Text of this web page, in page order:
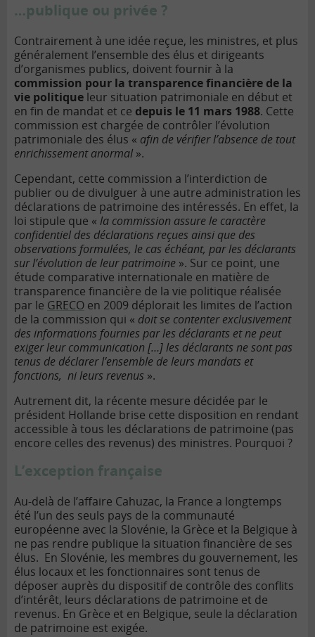
…publique ou privée ?
Contrairement à une idée reçue, les ministres, et plus
généralement l’ensemble des élus et dirigeants
d’organismes publics, doivent fournir à la
commission pour la transparence financière de la
vie politique leur situation patrimoniale en début et
en fin de mandat et ce depuis le 11 mars 1988. Cette
commission est chargée de contrôler l’évolution
patrimoniale des élus « afin de vérifier l’absence de tout
enrichissement anormal ».
Cependant, cette commission a l’interdiction de
publier ou de divulguer à une autre administration les
déclarations de patrimoine des intéressés. En effet, la
loi stipule que « la commission assure le caractère
confidentiel des déclarations reçues ainsi que des
observations formulées, le cas échéant, par les déclarants
sur l’évolution de leur patrimoine ». Sur ce point, une
étude comparative internationale en matière de
transparence financière de la vie politique réalisée
par le GRECO en 2009 déplorait les limites de l’action
de la commission qui « doit se contenter exclusivement
des informations fournies par les déclarants et ne peut
exiger leur communication […] les déclarants ne sont pas
tenus de déclarer l’ensemble de leurs mandats et
fonctions, ni leurs revenus ».
Autrement dit, la récente mesure décidée par le
président Hollande brise cette disposition en rendant
accessible à tous les déclarations de patrimoine (pas
encore celles des revenus) des ministres. Pourquoi ?
L’exception française
Au-delà de l’affaire Cahuzac, la France a longtemps
été l’un des seuls pays de la communauté
européenne avec la Slovénie, la Grèce et la Belgique à
ne pas rendre publique la situation financière de ses
élus. En Slovénie, les membres du gouvernement, les
élus locaux et les fonctionnaires sont tenus de
déposer auprès du dispositif de contrôle des conflits
d’intérêt, leurs déclarations de patrimoine et de
revenus. En Grèce et en Belgique, seule la déclaration
de patrimoine est exigée.